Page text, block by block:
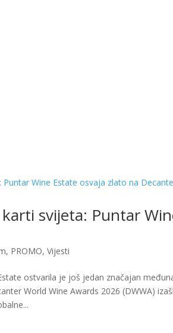
svijeta: Puntar
, PROMO,Vijesti
ostvarila je još jedan značajan
World Wine Awards 2026 (DWWA)